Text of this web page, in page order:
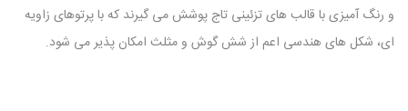
و رنگ آمیزی با قالب های تزئینی تاج پوشش می گیرند که با پرتوهای زاویه
ای، شکل های هندسی اعم از شش گوش و مثلث امکان پذیر می شود.